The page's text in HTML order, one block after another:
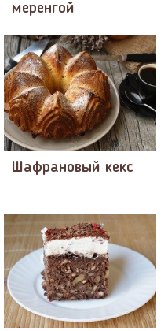
меренгой
Шафрановый кекс